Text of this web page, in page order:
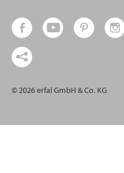
© 2026 erfal GmbH & Co. KG